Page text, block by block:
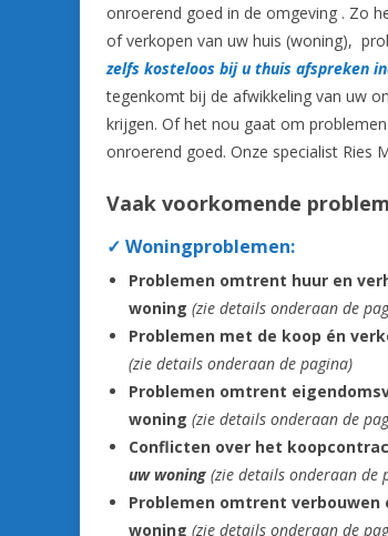
onroerend goed in de omgeving . Zo
of verkopen van uw huis (woning),
zelfs kosteloos bij u thuis afspreken
tegenkomt bij de afwikkeling van uw
krijgen. Of het nou gaat om
onroerend goed. Onze specialist Ries
Vaak voorkomende
✓ Woningproblemen:
Problemen omtrent huur en
woning (zie details onderaan de
Problemen met de koop én
(zie details onderaan de pagina)
Problemen omtrent
woning (zie details onderaan de
Conflicten over het
uw woning (zie details onderaan de
Problemen omtrent verbouwen
woning (zie details onderaan de